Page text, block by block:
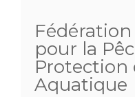
pour la
Protection
Aquatique